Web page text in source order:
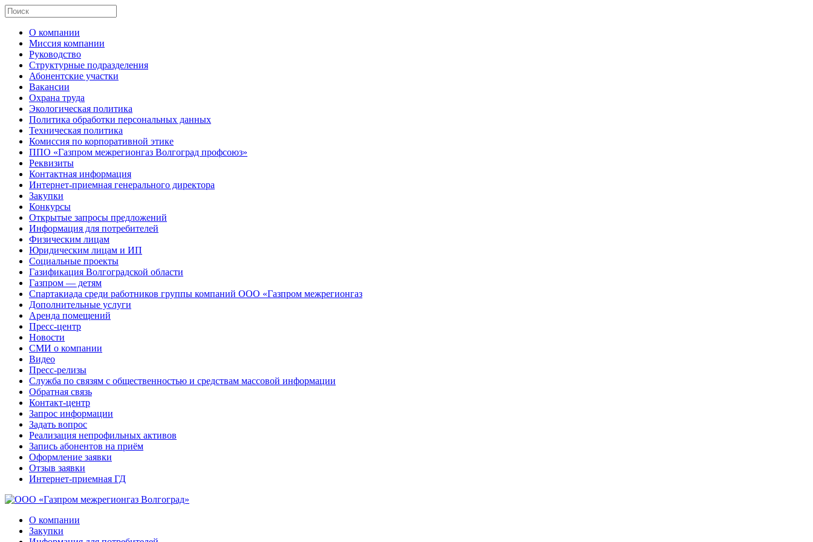
О компании
Миссия компании
Руководство
Структурные подразделения
Абонентские участки
Вакансии
Охрана труда
Экологическая политика
Политика обработки персональных данных
Техническая политика
Комиссия по корпоративной этике
ППО «Газпром межрегионгаз Волгоград профсоюз»
Реквизиты
Контактная информация
Интернет-приемная генерального директора
Закупки
Конкурсы
Открытые запросы предложений
Информация для потребителей
Физическим лицам
Юридическим лицам и ИП
Социальные проекты
Газификация Волгоградской области
Газпром — детям
Спартакиада среди работников группы компаний ООО «Газпром межрегионгаз
Дополнительные услуги
Аренда помещений
Пресс-центр
Новости
СМИ о компании
Видео
Пресс-релизы
Служба по связям с общественностью и средствам массовой информации
Обратная связь
Контакт-центр
Запрос информации
Задать вопрос
Реализация непрофильных активов
Запись абонентов на приём
Оформление заявки
Отзыв заявки
Интернет-приемная ГД
О компании
Закупки